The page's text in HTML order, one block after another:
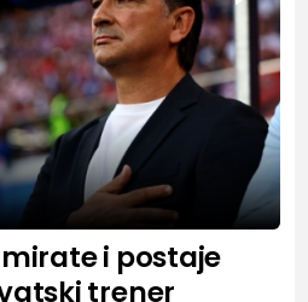
i postaje
trener